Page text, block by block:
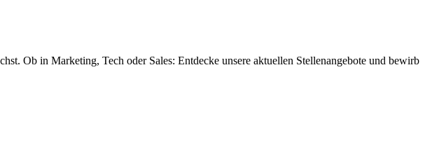
Ob in Marketing, Tech oder Sales: Entdecke unsere aktuellen Stellenangebote und bewirb